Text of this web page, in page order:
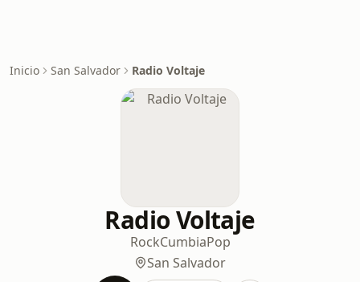
Inicio San Salvador Radio Voltaje
Radio Voltaje
RockCumbiaPop
San Salvador